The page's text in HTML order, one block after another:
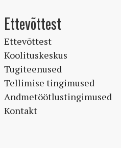
Ettevõttest
Ettevõttest
Koolituskeskus
Tugiteenused
Tellimise tingimused
Andmetöötlustingimused
Kontakt